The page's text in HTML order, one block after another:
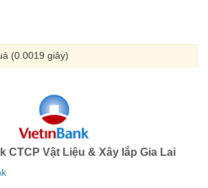
(0.0019 giây)
CTCP Vật Liệu & Xây lắp Gia Lai